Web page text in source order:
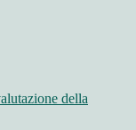
della